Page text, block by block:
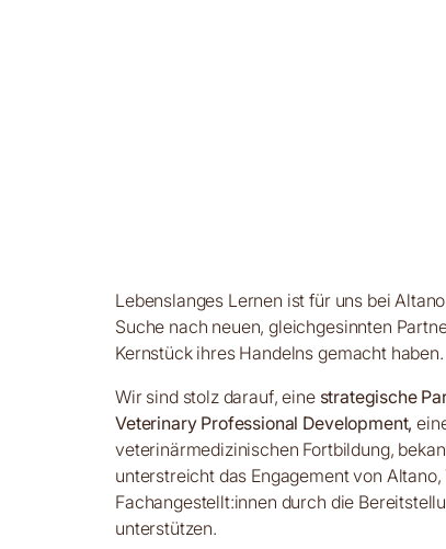
Lebenslanges Lernen ist für uns bei
Suche nach neuen, gleichgesinnten
Kernstück ihres Handelns gemacht haben.
Wir sind stolz darauf, eine strategische
Veterinary Professional Development,
veterinärmedizinischen Fortbildung,
unterstreicht das Engagement von
Fachangestellt:innen durch die
unterstützen.